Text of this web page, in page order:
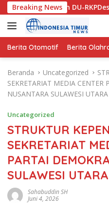
a
g
u
Breaking News
2027 dan DU-RKPDes
Berita Otomotif Berita
Beranda Uncategorized
SEKRETARIAT MEDIA CENTER
NUSANTARA SULAWESI UTARA
Uncategorized
STRUKTUR
SEKRETARIAT
PARTAI
SULAWESI UTARA
Sahabuddin SH
Juni 4, 2026